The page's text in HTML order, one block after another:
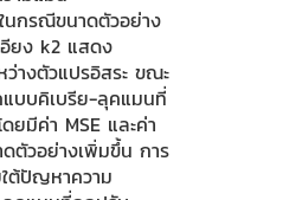
นกรณีขนาดตัวอย่าง
ยง k2 แสดง
างตัวแปรอิสระ ขณะ
บบคิเบรีย-ลุคแมนที่
ยมีค่า MSE และค่า
ตัวอย่างเพิ่มขึ้น การ
ต้ปัญหาความ